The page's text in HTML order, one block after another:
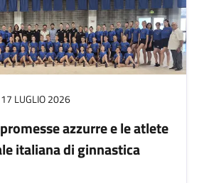
17 LUGLIO 2026
azzurre e le atlete
italiana di ginnastica